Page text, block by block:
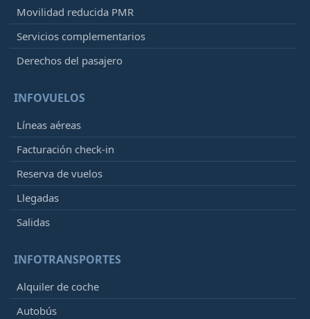
Movilidad reducida PMR
Servicios complementarios
Derechos del pasajero
INFOVUELOS
Líneas aéreas
Facturación check-in
Reserva de vuelos
Llegadas
Salidas
INFOTRANSPORTES
Alquiler de coche
Autobús